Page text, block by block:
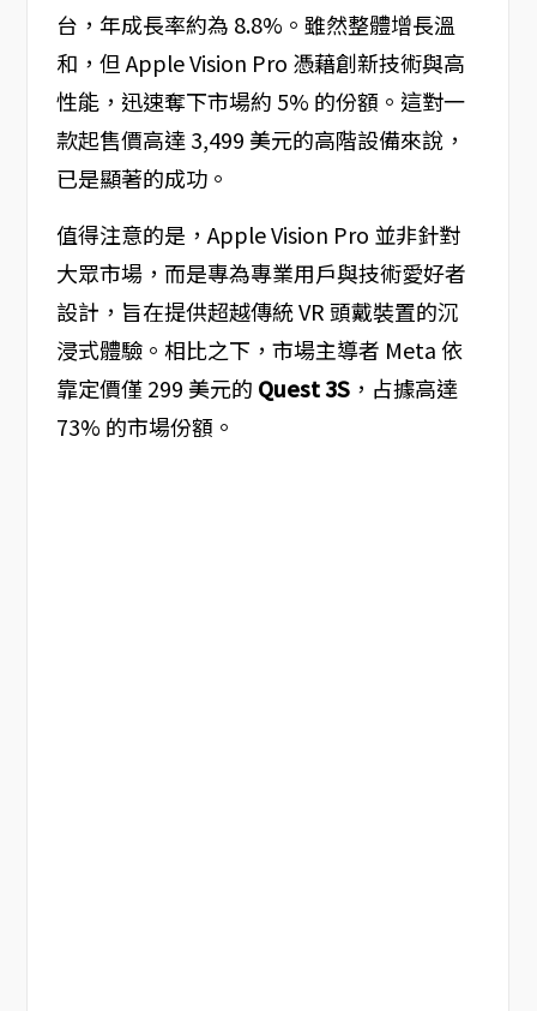
台，年成長率約為 8.8%。雖然整體增長溫
和，但 Apple Vision Pro 憑藉創新技術與高
性能，迅速奪下市場約 5% 的份額。這對一
款起售價高達 3,499 美元的高階設備來說，
已是顯著的成功。
值得注意的是，Apple Vision Pro 並非針對
大眾市場，而是專為專業用戶與技術愛好者
設計，旨在提供超越傳統 VR 頭戴裝置的沉
浸式體驗。相比之下，市場主導者 Meta 依
靠定價僅 299 美元的 Quest 3S，占據高達
73% 的市場份額。